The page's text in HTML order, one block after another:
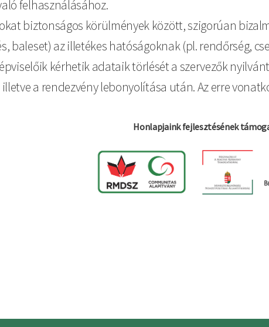
felhasználásához.
biztonságos körülmények között, szigorúan
baleset) az illetékes hatóságoknak (pl. rendőrség,
kérhetik adataik törlését a szervezők
a rendezvény lebonyolítása után. Az erre
Honlapjaink fejlesztésének